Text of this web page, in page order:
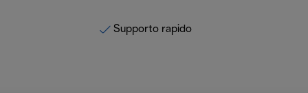
Supporto rapido